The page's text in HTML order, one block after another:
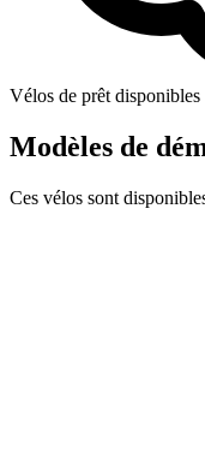
Vélos de prêt disponibles
Modèles de
Ces vélos sont